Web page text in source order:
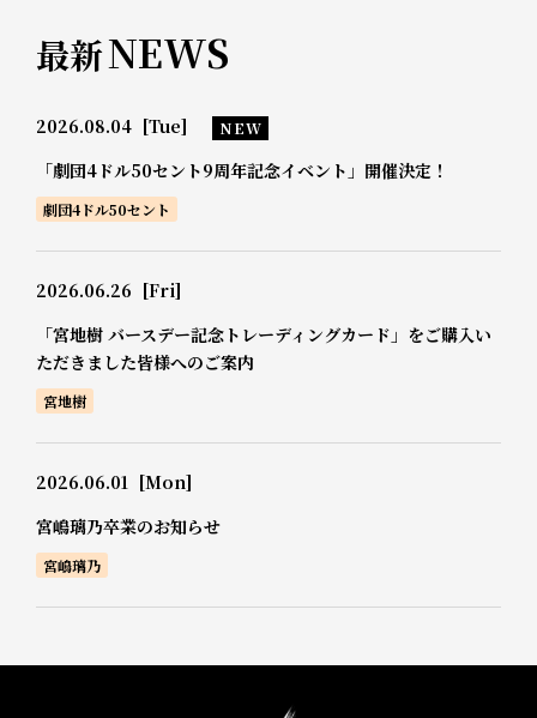
最新NEWS
2026.08.04 [Tue] NEW
「劇団4ドル50セント9周年記念イベント」開催決定！
劇団4ドル50セント
2026.06.26 [Fri]
「宮地樹 バースデー記念トレーディングカード」をご購入い
ただきました皆様へのご案内
宮地樹
2026.06.01 [Mon]
宮嶋璃乃卒業のお知らせ
宮嶋璃乃